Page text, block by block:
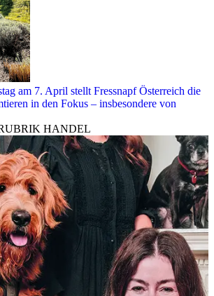
am 7. April stellt Fressnapf Österreich die
in den Fokus – insbesondere von
HANDEL